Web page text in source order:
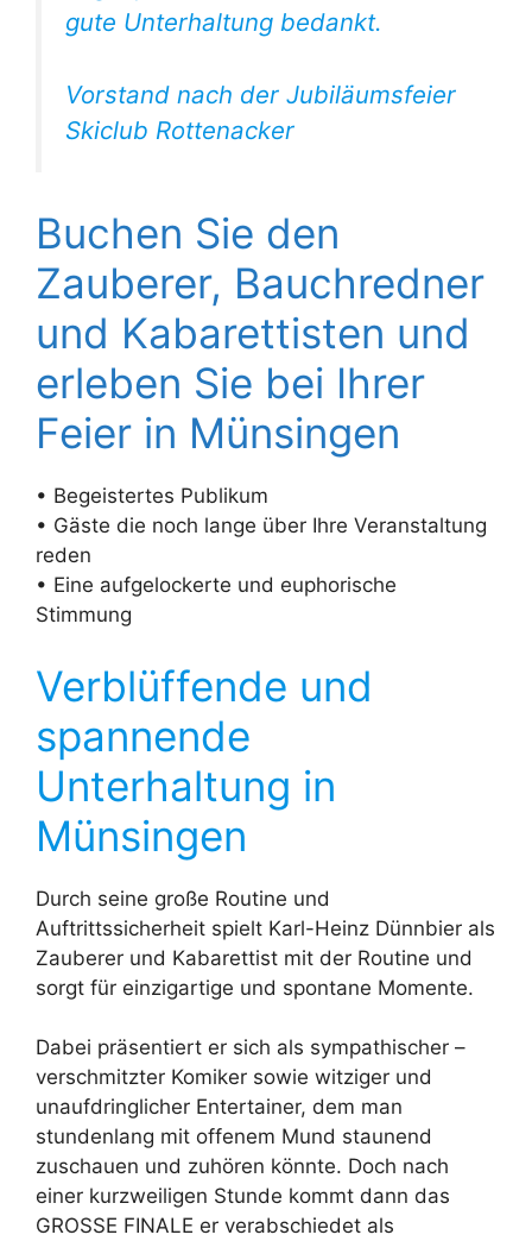
gute Unterhaltung bedankt.
Vorstand nach der Jubiläumsfeier
Skiclub Rottenacker
Buchen Sie den
Zauberer, Bauchredner
und Kabarettisten und
erleben Sie bei Ihrer
Feier in Münsingen
• Begeistertes Publikum
• Gäste die noch lange über Ihre Veranstaltung
reden
• Eine aufgelockerte und euphorische
Stimmung
Verblüffende und
spannende
Unterhaltung in
Münsingen
Durch seine große Routine und
Auftrittssicherheit spielt Karl-Heinz Dünnbier als
Zauberer und Kabarettist mit der Routine und
sorgt für einzigartige und spontane Momente.
Dabei präsentiert er sich als sympathischer –
verschmitzter Komiker sowie witziger und
unaufdringlicher Entertainer, dem man
stundenlang mit offenem Mund staunend
zuschauen und zuhören könnte. Doch nach
einer kurzweiligen Stunde kommt dann das
GROSSE FINALE er verabschiedet als